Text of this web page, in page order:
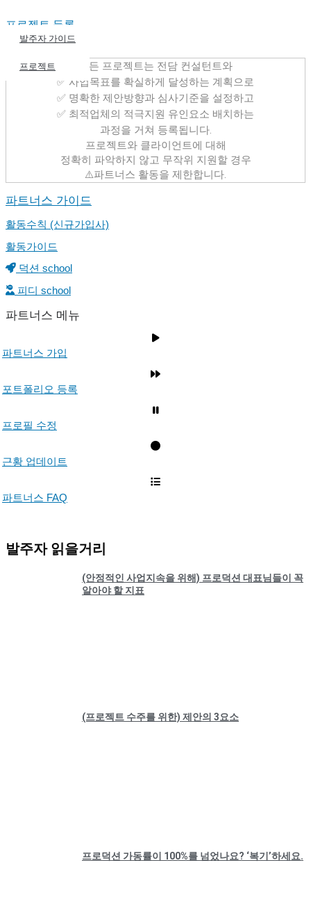
포트폴리오
파트너스
발주자 가이드
프로젝트
프로젝트 등록
모든 프로젝트는 전담 컨설턴트와
✅ 사업목표를 확실하게 달성하는 계획으로
✅ 명확한 제안방향과 심사기준을 설정하고
✅ 최적업체의 적극지원 유인요소 배치하는
과정을 거쳐 등록됩니다.
프로젝트와 클라이언트에 대해
정확히 파악하지 않고 무작위 지원할 경우
⚠️파트너스 활동을 제한합니다.
파트너스 가이드
활동수칙 (신규가입사)
활동가이드
덕션 school
피디 school
파트너스 메뉴
파트너스 가입
포트폴리오 등록
프로필 수정
근황 업데이트
파트너스 FAQ
발주자 읽을거리
(안정적인 사업지속을 위해) 프로덕션 대표님들이 꼭
알아야 할 지표
(프로젝트 수주를 위한) 제안의 3요소
프로덕션 가동률이 100%를 넘었나요? ‘복기’하세요.